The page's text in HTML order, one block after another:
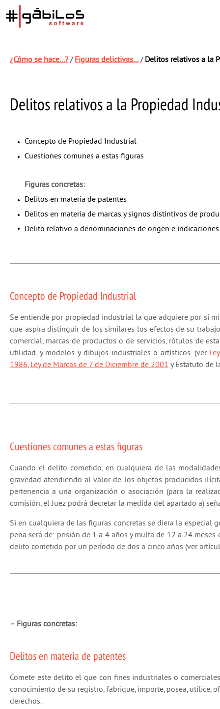
¿Cómo se hace...? / Figuras delictivas.../ Delitos relativos a la
Delitos relativos a la Propiedad
Concepto de Propiedad Industrial
Cuestiones comunes a estas figuras
Figuras concretas:
Delitos en materia de patentes
Delitos en materia de marcas y signos distintivos de
Delito relativo a denominaciones de origen e
Concepto de Propiedad Industrial
Se entiende por propiedad industrial la que adquiere por sí
que aspira distinguir de los similares los efectos de su
comercial, marcas de productos o de servicios, rótulos de
utilidad, y modelos y dibujos industriales o artísticos. (ver
1986, Ley de Marcas de 7 de Diciembre de 2001 y Estatuto de
Cuestiones comunes a estas figuras
Cuando el delito cometido, en cualquiera de las
gravedad atendiendo al valor de los objetos producidos
pertenencia a una organización o asociación (para la
comisión, el Juez podrá decretar la medida del apartado a)
Si en cualquiera de las figuras concretas se diera la especial
pena será de: prisión de 1 a 4 años y multa de 12 a 24
delito cometido por un período de dos a cinco años (ver
– Figuras concretas:
Delitos en materia de patentes
Comete este delito el que con fines industriales o
conocimiento de su registro, fabrique, importe, posea, utilice,
derechos.